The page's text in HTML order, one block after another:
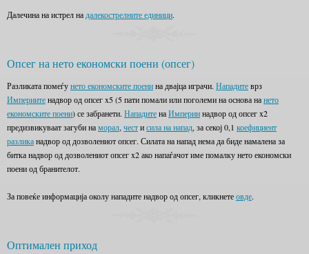
Далечина на истрел на далекострелните единици.
Опсег на нето економски поени (опсег)
Разликата помеѓунето економските поенина двајца играчи. Нападитеврз
Империитенадвор од опсег x5 (5 пати помали или поголеми на основа нането
економските поени) се забранети. НападитенаИмпериинадвор од опсег x2
предизвикуваат загуби наморал, честисила на напад, за секој 0,1 коефициент
разликанадвор од дозволениот опсег. Силата на напад нема да биде намалена за
битка надвор од дозволениот опсег x2 ако напаѓачот име помалку нето економски
поени од бранителот.
За повеќе информација околу нападите надвор од опсег, кликнетеовде.
Оптимален приход